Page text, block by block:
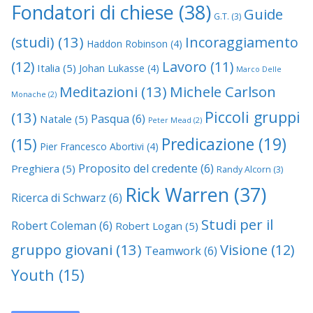
Fondatori di chiese (38) G.T. (3) Guide
(studi) (13) Haddon Robinson (4) Incoraggiamento
(12) Italia (5) Johan Lukasse (4) Lavoro (11) Marco Delle
Monache (2) Meditazioni (13) Michele Carlson
(13) Natale (5) Pasqua (6) Peter Mead (2) Piccoli gruppi
(15) Pier Francesco Abortivi (4) Predicazione (19)
Preghiera (5) Proposito del credente (6) Randy Alcorn (3)
Ricerca di Schwarz (6) Rick Warren (37)
Robert Coleman (6) Robert Logan (5) Studi per il
gruppo giovani (13) Teamwork(6) Visione (12)
Youth (15)